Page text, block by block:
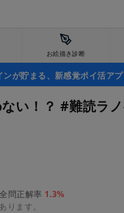
お絵描き診断
が貯まる、新感覚ポイ活ア
い！？ #難読ラ
全問正解率 1.3%
ります。